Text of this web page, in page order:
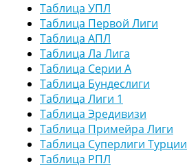
Таблица УПЛ
Таблица Первой Лиги
Таблица АПЛ
Таблица Ла Лига
Таблица Серии А
Таблица Бундеслиги
Таблица Лиги 1
Таблица Эредивизи
Таблица Примейра Лиги
Таблица Суперлиги Турции
Таблица РПЛ